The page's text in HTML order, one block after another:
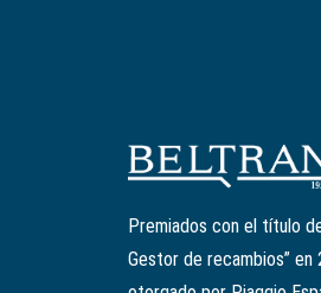
Premiados con el título
Gestor de recambios” en